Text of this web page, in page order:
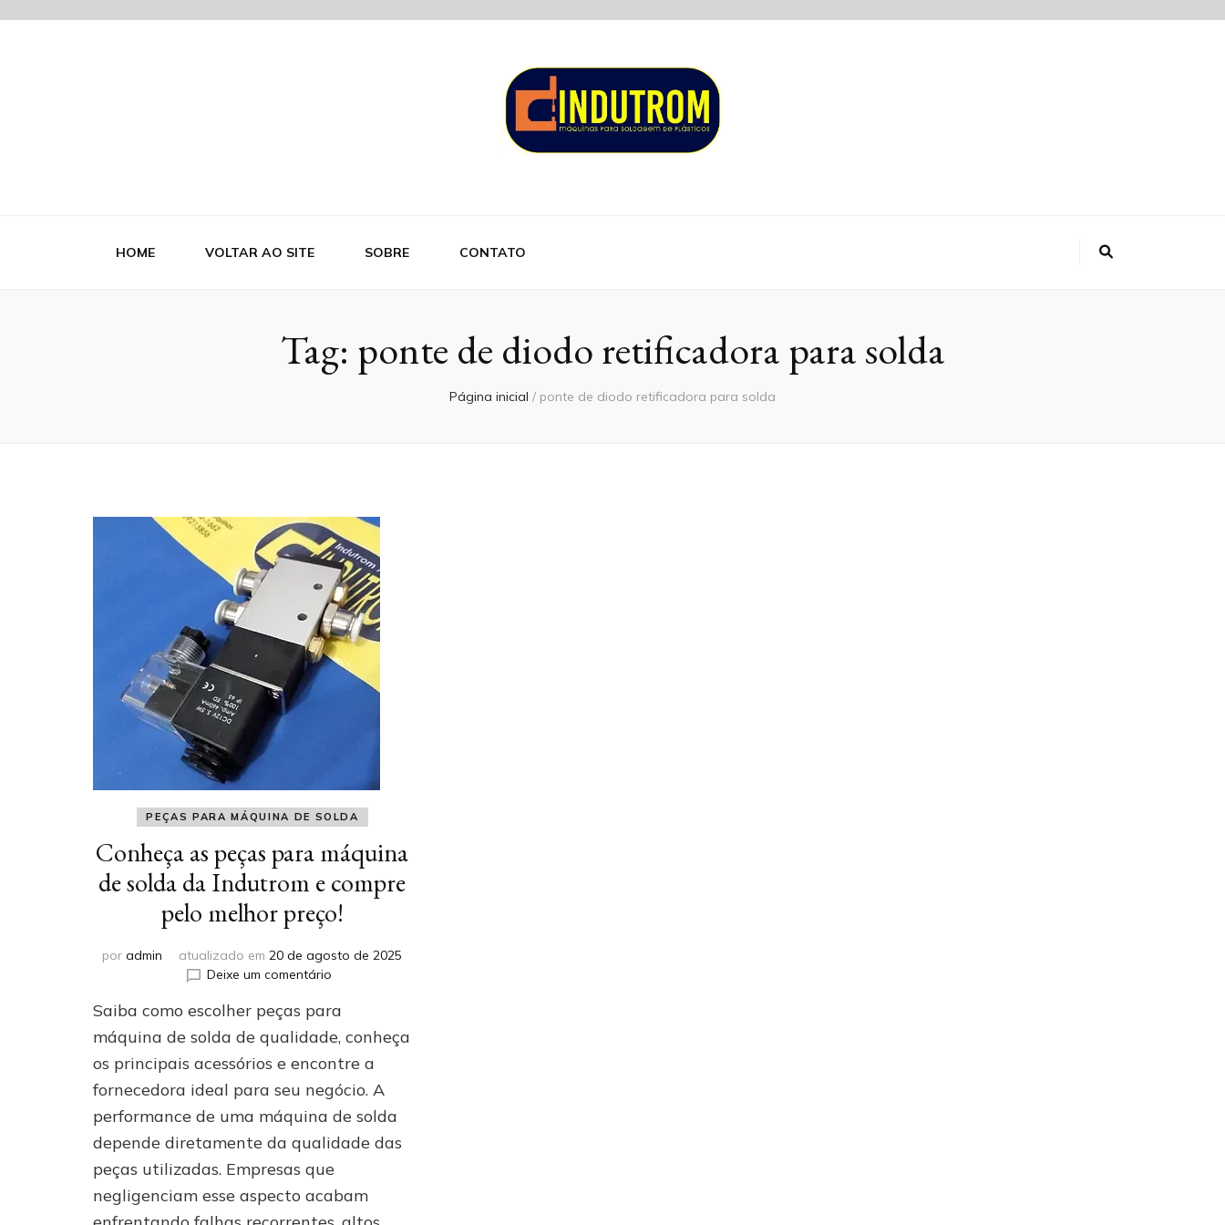
HOME VOLTAR AO SITE SOBRE CONTATO
Tag: ponte de diodo retificadora para solda
Página inicial / ponte de diodo retificadora para solda
PEÇAS PARA MÁQUINA DE SOLDA
Conheça as peças para máquina
de solda da Indutrom e compre
pelo melhor preço!
poradmin atualizado em20 de agosto de 2025
Deixe um comentárioem
as
peças
para
máquina
de
solda
da
Indutrom
e
pelo
Saiba como escolher peças para
máquina de solda de qualidade, conheça
os principais acessórios e encontre a
fornecedora ideal para seu negócio. A
performance de uma máquina de solda
depende diretamente da qualidade das
peças utilizadas. Empresas que
negligenciam esse aspecto acabam